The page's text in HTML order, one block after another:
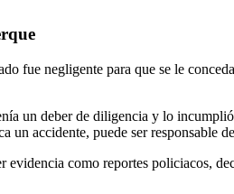
fue negligente para que se le
un deber de diligencia y lo
accidente, puede ser responsable
como reportes policiacos,